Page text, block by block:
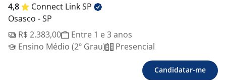
4,8 Connect LinkSP
Osasco - SP
R$ 2.383,00
Entre 1 e 3 anos
Ensino Médio (2º Grau)
Presencial
Candidatar-me